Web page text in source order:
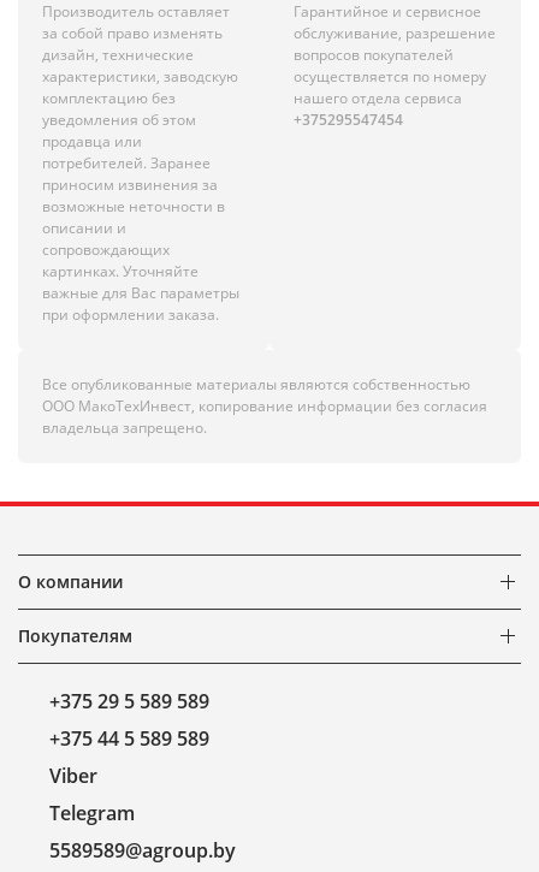
Производитель оставляет
за собой право изменять
дизайн, технические
характеристики, заводскую
комплектацию без
уведомления об этом
продавца или
потребителей. Заранее
приносим извинения за
возможные неточности в
описании и
сопровождающих
картинках. Уточняйте
важные для Вас параметры
при оформлении заказа.
Гарантийное и сервисное
обслуживание, разрешение
вопросов покупателей
осуществляется по номеру
нашего отдела сервиса
+375295547454
Все опубликованные материалы являются собственностью
ООО МакоТехИнвест, копирование информации без согласия
владельца запрещено.
О компании
Покупателям
+375 29 5 589 589
+375 44 5 589 589
Viber
Telegram
5589589@agroup.by